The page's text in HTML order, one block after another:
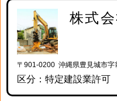
株式
〒901-0200 沖縄県豊見城市字
区分：特定建設業許可